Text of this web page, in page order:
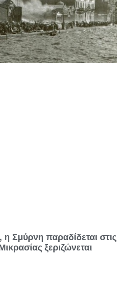
Σμύρνη παραδίδεται στις
ξεριζώνεται